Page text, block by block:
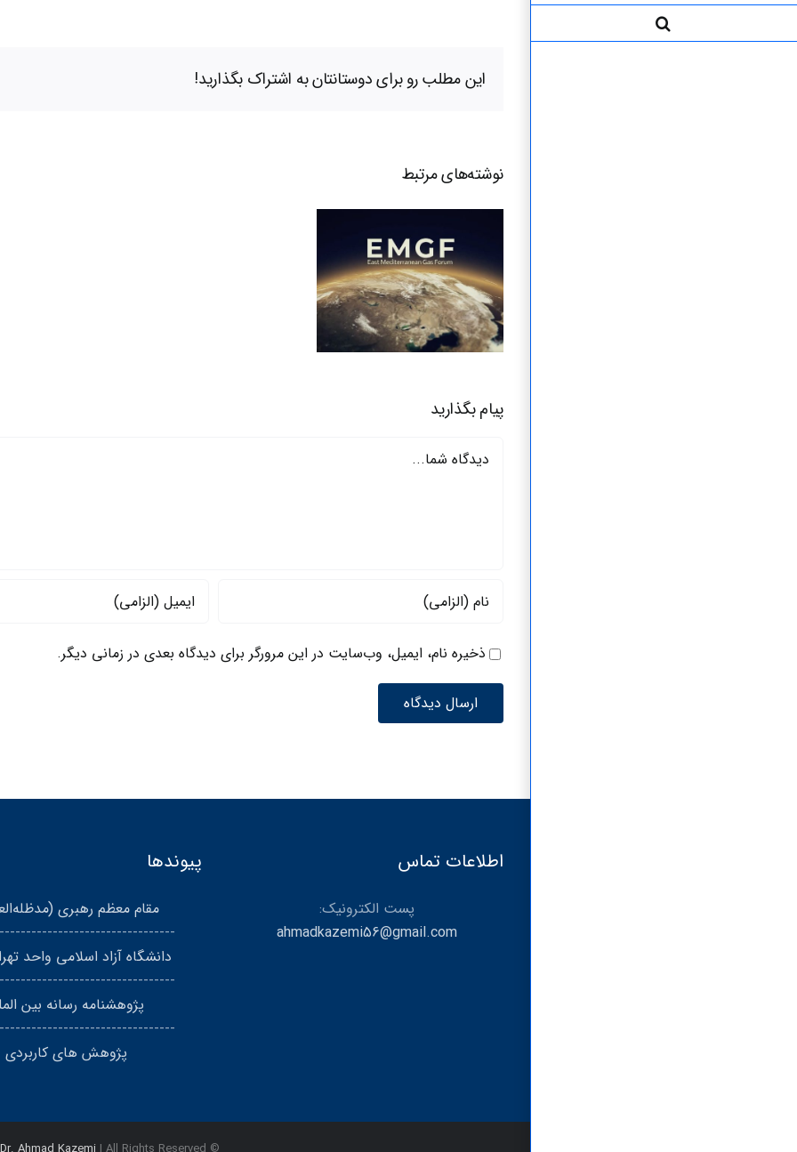
این مطلب رو برای دوستانتان به اشتراک بگذارید!
نوشته‌‌های مرتبط
پیام بگذارید
دیدگاه
ذخیره نام، ایمیل، وب‌سایت در این مرورگر برای دیدگاه بعدی در زمانی دیگر.
اطلاعات تماس
پست الکترونیک:
ahmadkazemi56@gmail.com
پیوندها
مقام معظم رهبری
دانشگاه آزاد اسلامی واحد
پژوهشنامه رسانه بین
پژوهش های کاربردی